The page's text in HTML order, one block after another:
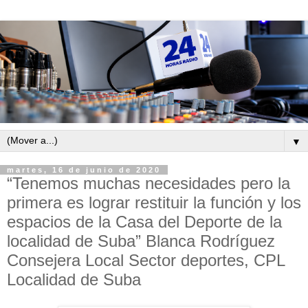
▼
martes, 16 de junio de 2020
“Tenemos muchas necesidades pero la
primera es lograr restituir la función y los
espacios de la Casa del Deporte de la
localidad de Suba” Blanca Rodríguez
Consejera Local Sector deportes, CPL
Localidad de Suba